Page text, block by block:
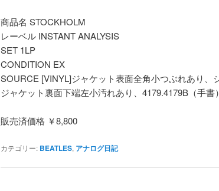
商品名 STOCKHOLM
レーベル INSTANT ANALYSIS
SET 1LP
CONDITION EX
SOURCE [VINYL]ジャケット表面全角小つぶれあり、
ジャケット裏面下端左小汚れあり、4179.4179B（手書）
販売済価格 ￥8,800
カテゴリー: BEATLES, アナログ日記